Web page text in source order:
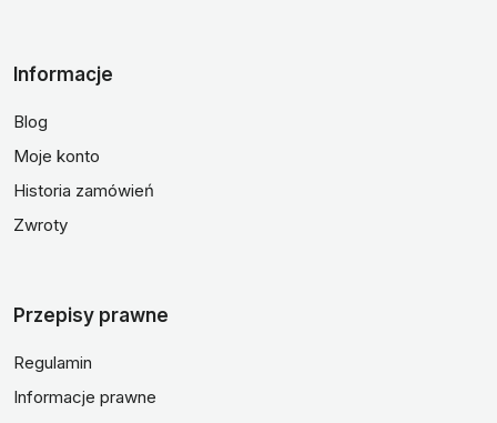
Informacje
Blog
Moje konto
Historia zamówień
Zwroty
Przepisy prawne
Regulamin
Informacje prawne